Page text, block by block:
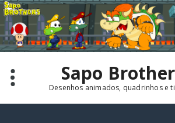
Pular
para
conteúdo
Sapo
Desenhos animados, quadrinhos e